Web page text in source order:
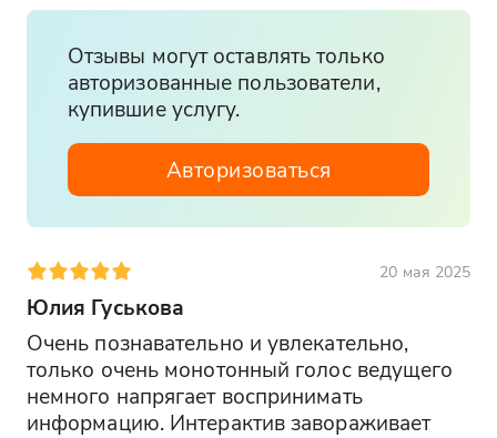
Отзывы могут оставлять только
авторизованные пользователи,
купившие услугу.
Авторизоваться
20 мая 2025
Юлия Гуськова
Очень познавательно и увлекательно,
только очень монотонный голос ведущего
немного напрягает воспринимать
информацию. Интерактив завораживает